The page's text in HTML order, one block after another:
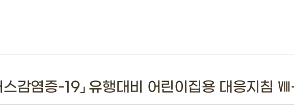
스감염증-19」 유행대비 어린이집용 대응지침